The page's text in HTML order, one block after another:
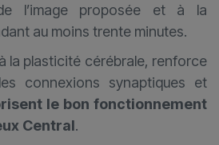
l’image proposée et à la
au moins trente minutes.
la plasticité cérébrale, renforce
connexions synaptiques et
le bon fonctionnement
Central.